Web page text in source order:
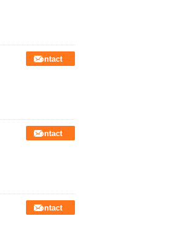
Contact
Contact
Contact